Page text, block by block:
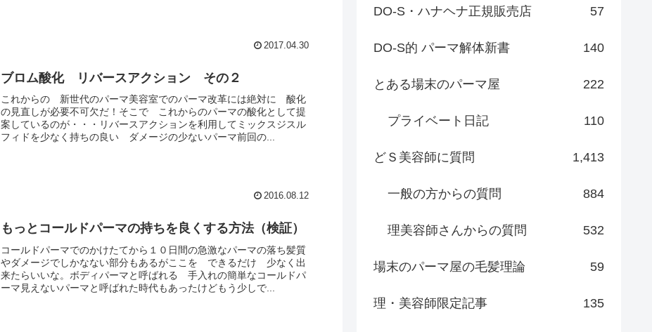
2017.04.30
ブロム酸化 リバースアクション その２
これからの 新世代のパーマ美容室でのパーマ改革には絶対に 酸化
の見直しが必要不可欠だ！そこで これからのパーマの酸化として提
案しているのが・・・リバースアクションを利用してミックスジスル
フィドを少なく持ちの良い ダメージの少ないパーマ前回の...
2016.08.12
もっとコールドパーマの持ちを良くする方法（検証）
コールドパーマでのかけたてから１０日間の急激なパーマの落ち髪質
やダメージでしかなない部分もあるがここを できるだけ 少なく出
来たらいいな。ボディパーマと呼ばれる 手入れの簡単なコールドパ
ーマ見えないパーマと呼ばれた時代もあったけどもう少しで...
DO-S・ハナヘナ正規販売店 57
DO-S的 パーマ解体新書 140
とある場末のパーマ屋 222
プライベート日記 110
どＳ美容師に質問 1,413
一般の方からの質問 884
理美容師さんからの質問 532
場末のパーマ屋の毛髪理論 59
理・美容師限定記事 135